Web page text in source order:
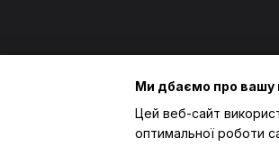
Ми дбаємо про вашу
Цей веб-сайт
оптимальної роботи